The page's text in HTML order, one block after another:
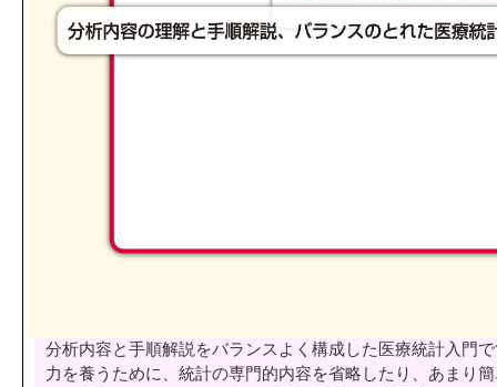
分析内容と手順解説をバランスよく構成した医療統計入門
力を養うために、統計の専門的内容を省略したり、あまり